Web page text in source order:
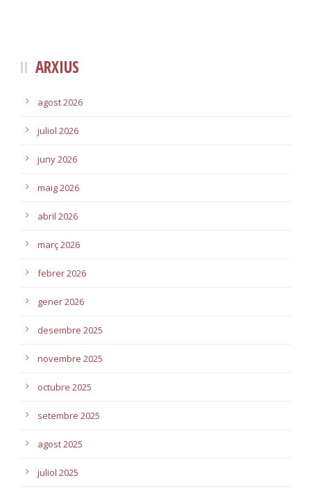
ARXIUS
agost 2026
juliol 2026
juny 2026
maig 2026
abril 2026
març 2026
febrer 2026
gener 2026
desembre 2025
novembre 2025
octubre 2025
setembre 2025
agost 2025
juliol 2025